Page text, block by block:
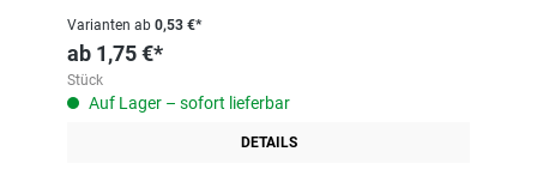
Varianten ab 0,53 €*
ab 1,75 €*
Stück
Auf Lager – sofort lieferbar
DETAILS